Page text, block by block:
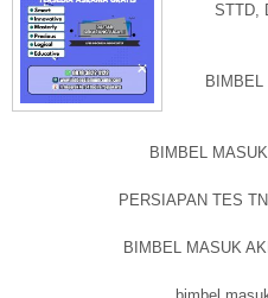
STTD,
BIMBEL
PERSIAPAN TES
BIMBEL MASUK